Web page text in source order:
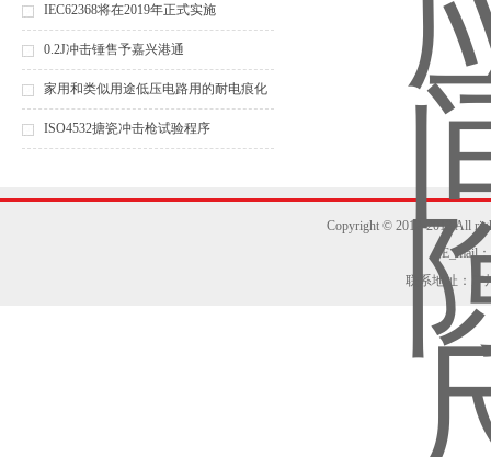
要什么仪器？（之一）
IEC62368将在2019年正式实施
0.2J冲击锤售予嘉兴港通
家用和类似用途低压电路用的耐电痕化
指数
ISO4532搪瓷冲击枪试验程序
Copyright © 2012-2013 All
E_mail
联系地址：广